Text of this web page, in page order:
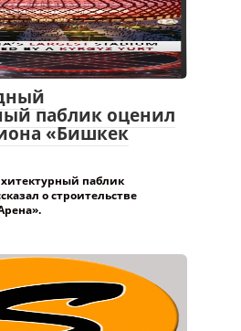
паблик оценил
«Бишкек
паблик
о строительстве